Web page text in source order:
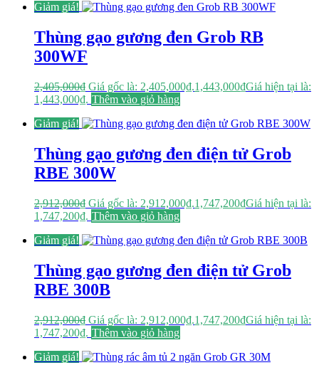
Giảm giá!
Thùng gạo gương đen Grob RB
300WF
2,405,000₫ Giá gốc là: 2,405,000₫.1,443,000₫Giá hiện tại là:
1,443,000₫. Thêm vào giỏ hàng
Giảm giá!
Thùng gạo gương đen điện tử Grob
RBE 300W
2,912,000₫ Giá gốc là: 2,912,000₫.1,747,200₫Giá hiện tại là:
1,747,200₫. Thêm vào giỏ hàng
Giảm giá!
Thùng gạo gương đen điện tử Grob
RBE 300B
2,912,000₫ Giá gốc là: 2,912,000₫.1,747,200₫Giá hiện tại là:
1,747,200₫. Thêm vào giỏ hàng
Giảm giá!